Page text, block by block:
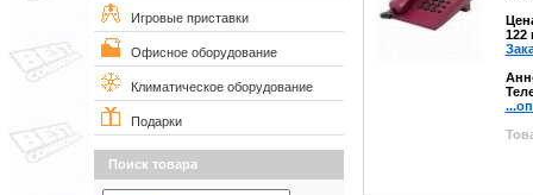
Игровые приставки
Офисное оборудование
Климатическое оборудование
Подарки
Поиск товара
122